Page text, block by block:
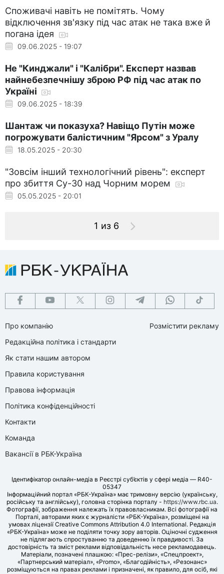
Споживачі навіть не помітять. Чому
відключення зв'язку під час атак не така вже й
погана ідея
09.06.2025 - 19:07
Не "Кинджали" і "Калібри". Експерт назвав
найнебезпечнішу зброю РФ під час атак по
Україні
09.06.2025 - 18:39
Шантаж чи показуха? Навіщо Путін може
погрожувати балістичним "Ярсом" з Уралу
18.05.2025 - 20:30
"Зовсім інший технологічний рівень": експерт
про збиття Су-30 над Чорним морем
05.05.2025 - 20:01
1 из 6
Про компанію
Редакційна політика і стандарти
Як стати нашим автором
Правила користування
Правова інформація
Політика конфіденційності
Контакти
Команда
Вакансії в РБК-Україна
Розмістити рекламу
Ідентифікатор онлайн-медіа в Реєстрі суб’єктів у сфері медіа — R40-
05347
Інформаційний портал «РБК-Україна» має тримовну версію (українську,
російську та англійську), головна сторінка порталу - https://www.rbc.ua.
Фотографії, зображення належать їх правовласникам. Всі фотографії на
Порталі, авторами яких є журналісти «РБК-Україна», розміщені на
умовах ліцензії Creative Commons Attribution 4.0 International. Редакція
«РБК-Україна» може не поділяти точку зору авторів. Оціночні судження
не підлягають спростуванню та доведенню їх правдивості. За
достовірність та зміст реклами відповідальність несе рекламодавець.
Матеріали, позначені плашкою: «Прес-релізи», «Спецпроект»,
«Партнерський матеріал», «Promo», «Благодійність», «Резонанс»
розміщуються на правах реклами і призначені, як правило, для осіб, які